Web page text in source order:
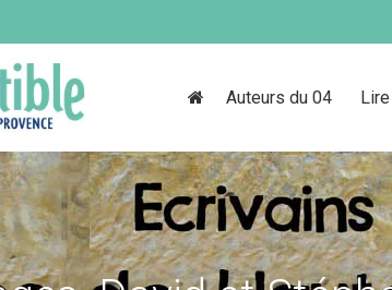
Auteurs du 04